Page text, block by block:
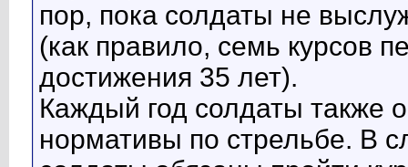
пор, пока солдаты не
(как правило, семь курсов
достижения 35 лет).
Каждый год солдаты также
нормативы по стрельбе. В